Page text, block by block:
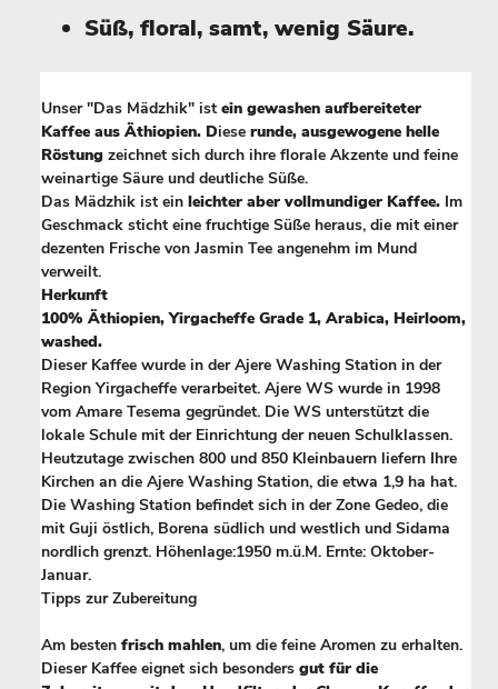
Süß, floral, samt, wenig Säure.
Unser "Das Mädzhik" ist ein gewashen aufbereiteter
Kaffee aus Äthiopien. Diese runde, ausgewogene helle
Röstung zeichnet sich durch ihre florale Akzente und feine
weinartige Säure und deutliche Süße.
Das Mädzhik ist ein leichter aber vollmundiger Kaffee. Im
Geschmack sticht eine fruchtige Süße heraus, die mit einer
dezenten Frische von Jasmin Tee angenehm im Mund
verweilt.
Herkunft
100% Äthiopien, Yirgacheffe Grade 1, Arabica, Heirloom,
washed.
Dieser Kaffee wurde in der Ajere Washing Station in der
Region Yirgacheffe verarbeitet. Ajere WS wurde in 1998
vom Amare Tesema gegründet. Die WS unterstützt die
lokale Schule mit der Einrichtung der neuen Schulklassen.
Heutzutage zwischen 800 und 850 Kleinbauern liefern Ihre
Kirchen an die Ajere Washing Station, die etwa 1,9 ha hat.
Die Washing Station befindet sich in der Zone Gedeo, die
mit Guji östlich, Borena südlich und westlich und Sidama
nordlich grenzt. Höhenlage:1950 m.ü.M. Ernte: Oktober-
Januar.
Tipps zur Zubereitung
Am besten frisch mahlen, um die feine Aromen zu erhalten.
Dieser Kaffee eignet sich besonders gut für die